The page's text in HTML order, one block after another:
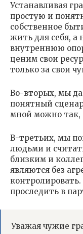
Устанавливая
простую и
собственное
жить для себя, а
внутреннюю
ценим свои
только за свои
Во-вторых, мы
понятный
мной можно так,
В-третьих, мы
людьми и
близким и
являются без
проследить в
Уважая чужие